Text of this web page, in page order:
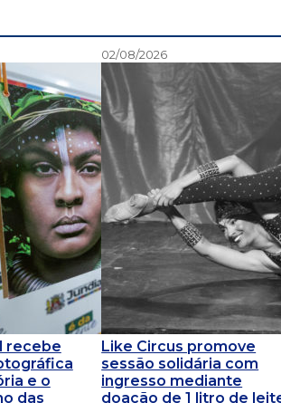
recebe
e o
das
02/08/2026
Like Circus promove
sessão solidária com
ingresso mediante
doação de 1 litro de